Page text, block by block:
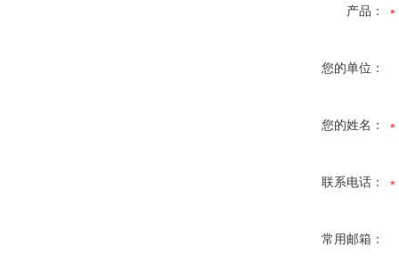
产品：
您的单位：
您的姓名：
联系电话：
常用邮箱：